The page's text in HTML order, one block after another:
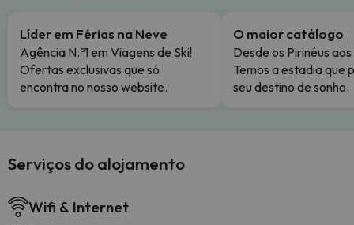
Líder em Férias na Neve
Agência N.º1 em Viagens de Ski!
Ofertas exclusivas que só
encontra no nosso website.
O maior catálogo
Desde os Pirinéus
Temos a estadia que
seu destino de sonho.
Serviços do alojamento
Wifi & Internet